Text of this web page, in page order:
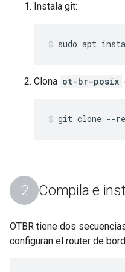
Instala git:
sudo apt
Clona ot-br-posix
git clone --
Compila e
OTBR tiene dos
configuran el router de